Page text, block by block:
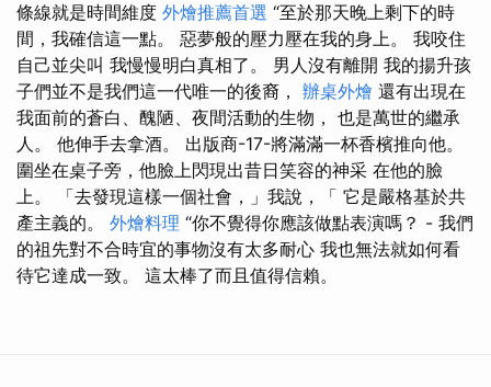
條線就是時間維度 外燴推薦首選 “至於那天晚上剩下的時
間，我確信這一點。 惡夢般的壓力壓在我的身上。 我咬住
自己並尖叫 我慢慢明白真相了。 男人沒有離開 我的揚升孩
子們並不是我們這一代唯一的後裔， 辦桌外燴 還有出現在
我面前的蒼白、醜陋、夜間活動的生物， 也是萬世的繼承
人。 他伸手去拿酒。 出版商-17-將滿滿一杯香檳推向他。
圍坐在桌子旁，他臉上閃現出昔日笑容的神采 在他的臉
上。 「去發現這樣一個社會，」我說，「 它是嚴格基於共
產主義的。 外燴料理 “你不覺得你應該做點表演嗎？ - 我們
的祖先對不合時宜的事物沒有太多耐心 我也無法就如何看
待它達成一致。 這太棒了而且值得信賴。